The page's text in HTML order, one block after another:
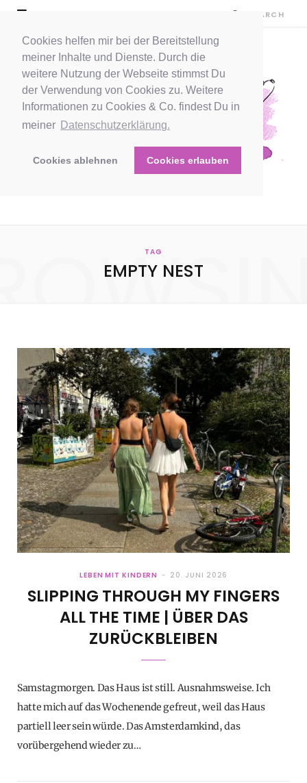
Cookies helfen mir bei der Bereitstellung
meiner Inhalte und Dienste. Durch die
weitere Nutzung der Webseite stimmst Du
der Verwendung von Cookies zu. Weitere
Informationen zu Cookies & Co. findest Du in
meiner Datenschutzerklärung.
Cookies ablehnen Cookies erlauben
TAG
EMPTY NEST
LEBEN MIT KINDERN 20. JUNI 2026
SLIPPING THROUGH MY FINGERS
ALL THE TIME | ÜBER DAS
ZURÜCKBLEIBEN
Samstagmorgen. Das Haus ist still. Ausnahmsweise. Ich
hatte mich auf das Wochenende gefreut, weil das Haus
partiell leer sein würde. Das Amsterdamkind, das
vorübergehend wieder zu…